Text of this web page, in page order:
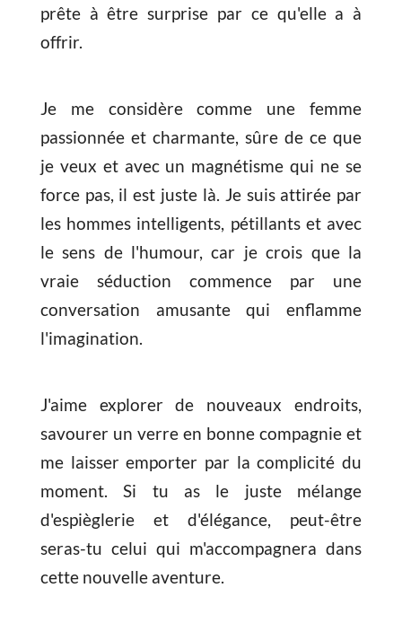
prête à être surprise par ce qu'elle a à
offrir.
Je me considère comme une femme
passionnée et charmante, sûre de ce que
je veux et avec un magnétisme qui ne se
force pas, il est juste là. Je suis attirée par
les hommes intelligents, pétillants et avec
le sens de l'humour, car je crois que la
vraie séduction commence par une
conversation amusante qui enflamme
l'imagination.
J'aime explorer de nouveaux endroits,
savourer un verre en bonne compagnie et
me laisser emporter par la complicité du
moment. Si tu as le juste mélange
d'espièglerie et d'élégance, peut-être
seras-tu celui qui m'accompagnera dans
cette nouvelle aventure.